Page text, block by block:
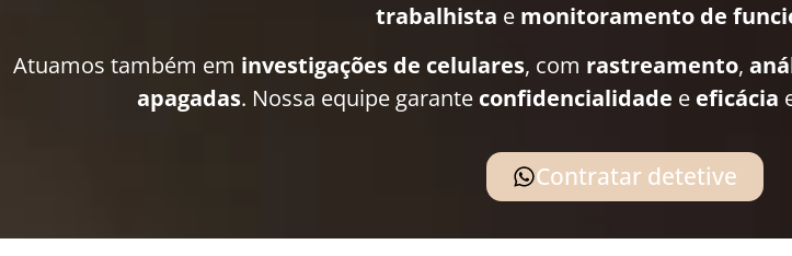
trabalhista e monitoramento de
Atuamos também em investigações de celulares, com rastreamento,
apagadas. Nossa equipe garante confidencialidade e eficácia
Contratar detetive